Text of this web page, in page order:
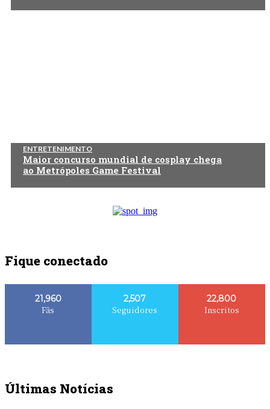
ENTRETENIMENTO
Maior concurso mundial de cosplay chega
ao Metrópoles Game Festival
Fique conectado
21,960
Fãs
2,507
Seguidores
22,800
Inscritos
Últimas Notícias